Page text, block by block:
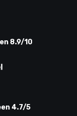
8.9/10
4.7/5